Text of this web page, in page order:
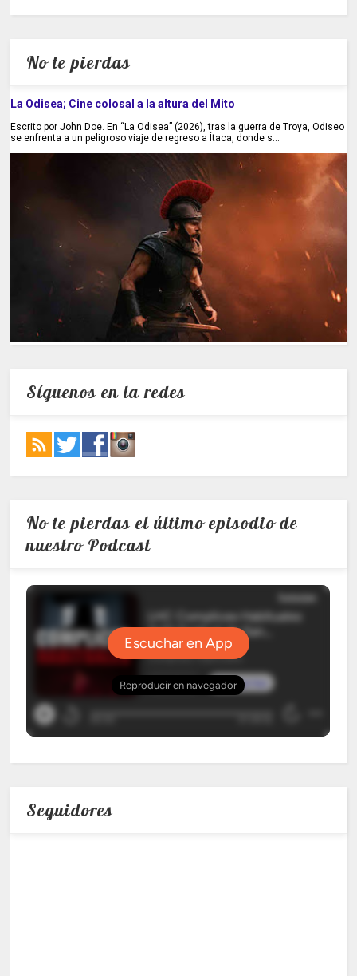
No te pierdas
La Odisea; Cine colosal a la altura del Mito
Escrito por John Doe. En “La Odisea” (2026), tras la guerra de Troya, Odiseo
se enfrenta a un peligroso viaje de regreso a Ítaca, donde s...
Síguenos en la redes
No te pierdas el último episodio de
nuestro Podcast
Seguidores